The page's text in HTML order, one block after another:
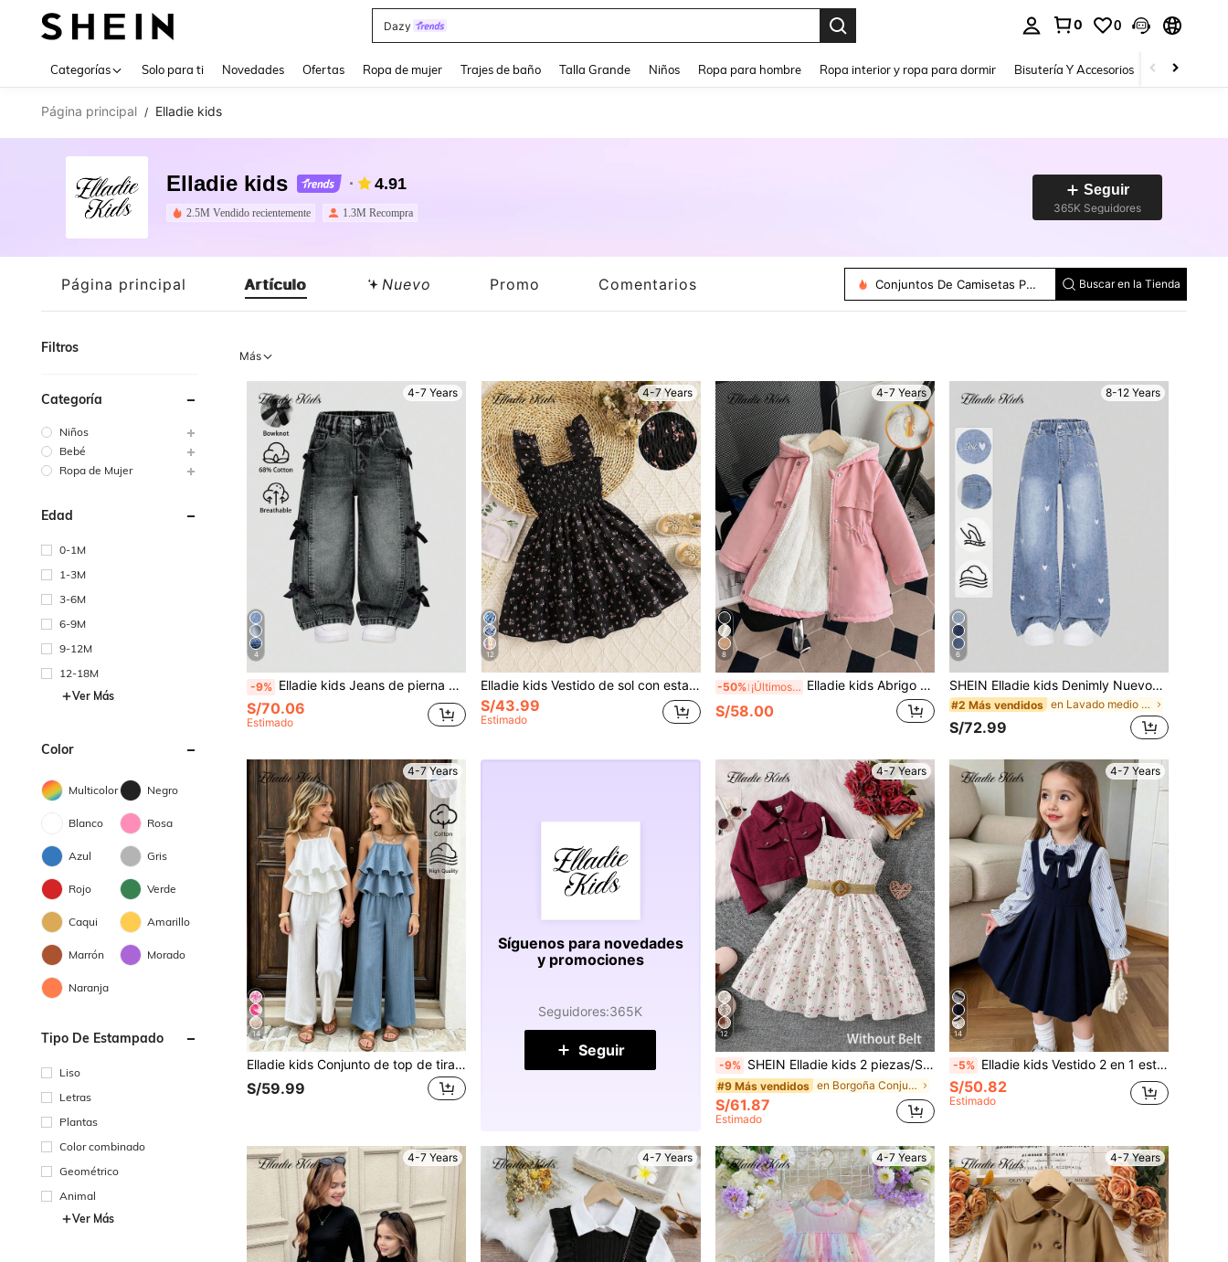
Dazy
0 0
Categorías Solo para ti Novedades Ofertas Ropa de mujer Trajes de baño Talla Grande Niños Ropa para hombre Ropa interior y ropa para dormir Bisutería Y Accesorios Zapatos
Página principal / Elladie kids
Elladie kids 4.91
2.5M Vendido recientemente 1.3M Recompra
Seguir
365K Seguidores
Página principal Artículo Nuevo Promo Comentarios
Bodys Y Monos Para Chicas Jóvenes
Conjuntos De Ropa De Abrigo Para Niñas
Conjuntos De Camisetas Para Niñas
Buscar en la Tienda
Filtros
Categoría
Niños
Bebé
Ropa de Mujer
Edad
0-1M
1-3M
3-6M
6-9M
9-12M
12-18M
Ver Más
Color
Multicolor Negro
Blanco Rosa
Azul Gris
Rojo Verde
Caqui Amarillo
Marrón Morado
Naranja
Tipo De Estampado
Liso
Letras
Plantas
Color combinado
Geométrico
Animal
Ver Más
Más
4-7 Years
4
-9% Elladie kids Jeans de pierna ancha con efecto desgastado y lazo 3D, jeans casuales versátiles para todas las estaciones para niña
S/70.06
Estimado
4-7 Years
12
Elladie kids Vestido de sol con estampado floral pequeño para niñas pequeñas, con bloques de color contrastantes en rosa y blanco, mangas con volantes delicados, adecuado para niñas de 4 a 7 años, excelente para vacaciones, playa, sesiones fotográficas diarias, primavera/verano
S/43.99
Estimado
4-7 Years
8
-50% ¡Últimos 3 días Elladie kids Abrigo acolchado con capucha y cintura ceñida para niña, cierre con cremallera, cordón falso, para invierno
S/58.00
8-12 Years
6
SHEIN Elladie kids Denimly Nuevos Jeans de Pierna Ancha de Mezclilla Azul Claro Sueltos para Mujer de Primavera/Verano, Tela de Mezclilla Suave como Estar Envuelto en Nubes, Detalle de Bordado de Corazón, Diseño de Cintura Elástica para Comodidad, Adecuado para Campus, Calle, Citas, Actividades al Aire Libre y Uso Diario
#2 Más vendidos en Lavado medio Denim para niñas preadolescentes
S/72.99
4-7 Years
14
Elladie kids Conjunto de top de tirantes y pantalones largos de unicolor para niña, adecuado para salidas diarias, hogar, vacaciones y talla grande
S/59.99
Síguenos para novedades
y promociones
Seguidores:365K
Seguir
4-7 Years
12
-9% SHEIN Elladie kids 2 piezas/Set Conjunto de moda familiar de verano para niñas jóvenes, chaqueta de manga larga con cuello de solapa & vestido de tirantes con estampado floral y cintura elástica, atuendo casual para vacaciones
#9 Más vendidos en Borgoña Conjuntos para chicas jóvenes
S/61.87
Estimado
4-7 Years
14
-5% Elladie kids Vestido 2 en 1 estilo preppy para niñas jóvenes, azul marino a rayas con patchwork, manga larga a rayas azul y blanco con cuello con volantes y decoración de lazo, estilo peto azul marino, tela suave y cómoda amigable con la piel, silueta A con cintura ceñida, vestido infantil para primavera/otoño
S/50.82
Estimado
4-7 Years 4-7 Years 4-7 Years 4-7 Years